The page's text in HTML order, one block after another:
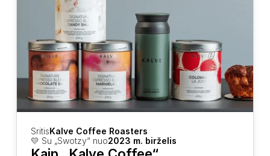
SritisKalve Coffee Roasters
💛 Su „Swotzy“ nuo2023 m. birželis